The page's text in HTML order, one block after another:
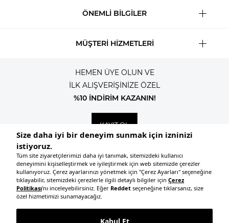
ÖNEMLİ BİLGİLER
MÜŞTERİ HİZMETLERİ
HEMEN ÜYE OLUN VE
İLK ALIŞVERİŞİNİZE ÖZEL
%10 İNDİRİM KAZANIN!
KAYIT OL